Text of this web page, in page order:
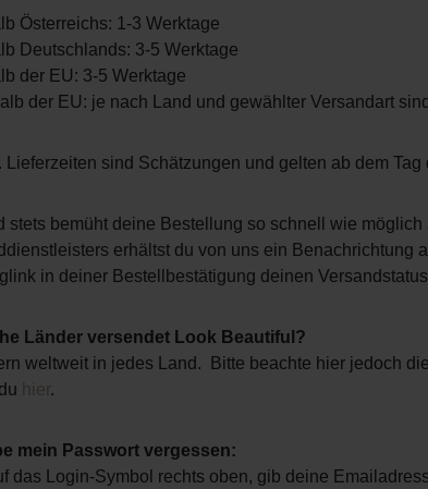
Österreichs: 1-3 Werktage
Deutschlands: 3-5 Werktage
der EU: 3-5 Werktage
der EU: je nach Land und gewählter Versandart
Lieferzeiten sind Schätzungen und gelten ab dem Tag
stets bemüht deine Bestellung so schnell wie
erhältst du von uns ein Benachrichtung
in deiner Bestellbestätigung deinen
Länder versendet Look Beautiful?
weltweit in jedes Land. Bitte beachte hier jedoch
hier .
mein Passwort vergessen:
das Login-Symbol rechts oben, gib deine